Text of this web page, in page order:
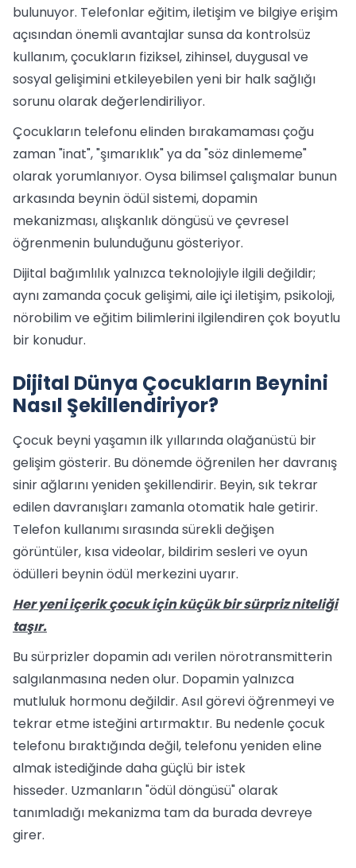
bulunuyor. Telefonlar eğitim, iletişim ve bilgiye erişim
açısından önemli avantajlar sunsa da kontrolsüz
kullanım, çocukların fiziksel, zihinsel, duygusal ve
sosyal gelişimini etkileyebilen yeni bir halk sağlığı
sorunu olarak değerlendiriliyor.
Çocukların telefonu elinden bırakamaması çoğu
zaman "inat", "şımarıklık" ya da "söz dinlememe"
olarak yorumlanıyor. Oysa bilimsel çalışmalar bunun
arkasında beynin ödül sistemi, dopamin
mekanizması, alışkanlık döngüsü ve çevresel
öğrenmenin bulunduğunu gösteriyor.
Dijital bağımlılık yalnızca teknolojiyle ilgili değildir;
aynı zamanda çocuk gelişimi, aile içi iletişim, psikoloji,
nörobilim ve eğitim bilimlerini ilgilendiren çok boyutlu
bir konudur.
Dijital Dünya Çocukların Beynini
Nasıl Şekillendiriyor?
Çocuk beyni yaşamın ilk yıllarında olağanüstü bir
gelişim gösterir. Bu dönemde öğrenilen her davranış
sinir ağlarını yeniden şekillendirir. Beyin, sık tekrar
edilen davranışları zamanla otomatik hale getirir.
Telefon kullanımı sırasında sürekli değişen
görüntüler, kısa videolar, bildirim sesleri ve oyun
ödülleri beynin ödül merkezini uyarır.
Her yeni içerik çocuk için küçük bir sürpriz niteliği
taşır.
Bu sürprizler dopamin adı verilen nörotransmitterin
salgılanmasına neden olur. Dopamin yalnızca
mutluluk hormonu değildir. Asıl görevi öğrenmeyi ve
tekrar etme isteğini artırmaktır. Bu nedenle çocuk
telefonu bıraktığında değil, telefonu yeniden eline
almak istediğinde daha güçlü bir istek
hisseder. Uzmanların "ödül döngüsü" olarak
tanımladığı mekanizma tam da burada devreye
girer.